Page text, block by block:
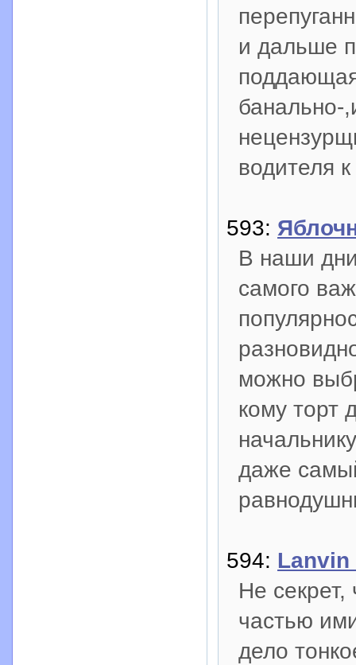
и дальше
банально-
водителя к
593:
В наши
самого
можно
кому торт
даже
594: Lanvin
Не
частью
дело